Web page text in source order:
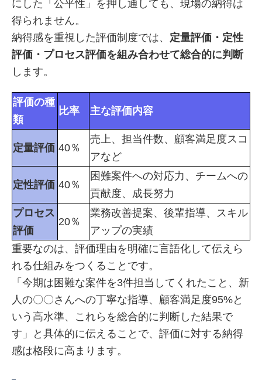
にした「公平性」を押し通しても、現場の納得は
得られません。
納得感を重視した評価制度では、 定量評価・定性
評価・プロセス評価を組み合わせて総合的に判断
します。
評価の種
類
比率 主な評価内容
定量評価 40％
売上、担当件数、顧客満足度スコ
アなど
定性評価 40％
困難案件への対応力、チームへの
貢献度、成長努力
プロセス
評価
20％
業務改善提案、後輩指導、スキル
アップの実績
重要なのは、評価理由を明確に言語化して伝えら
れる仕組みをつくることです。
「今期は困難な案件を3件担当してくれたこと、新
人の〇〇さんへの丁寧な指導、顧客満足度95%と
いう高水準、これらを総合的に判断した結果で
す」と具体的に伝えることで、評価に対する納得
感は格段に高まります。